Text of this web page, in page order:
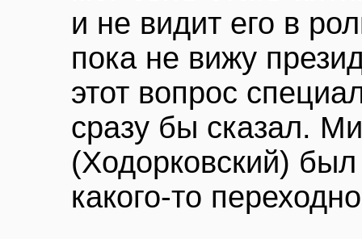
и не видит его в
пока не вижу
этот вопрос
сразу бы сказал.
(Ходорковский)
какого-то